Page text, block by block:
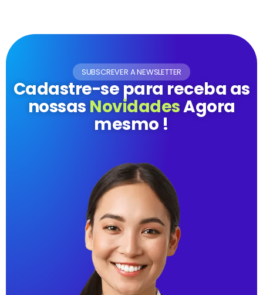
SUBSCREVER A NEWSLETTER
Cadastre-se para receba as
nossas NovidadesAgora
mesmo !